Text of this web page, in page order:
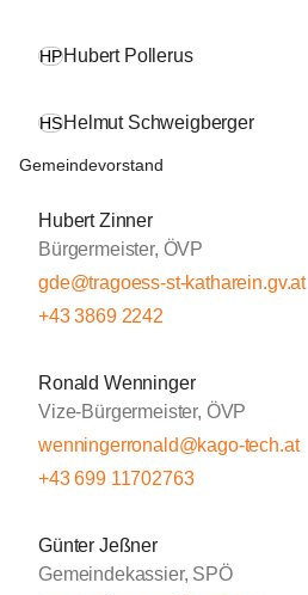
HPHubert Pollerus
HSHelmut Schweigberger
Gemeindevorstand
Hubert Zinner
Bürgermeister, ÖVP
gde@tragoess-st-katharein.gv.at
+43 3869 2242
Ronald Wenninger
Vize-Bürgermeister, ÖVP
wenningerronald@kago-tech.at
+43 699 11702763
Günter Jeßner
Gemeindekassier, SPÖ